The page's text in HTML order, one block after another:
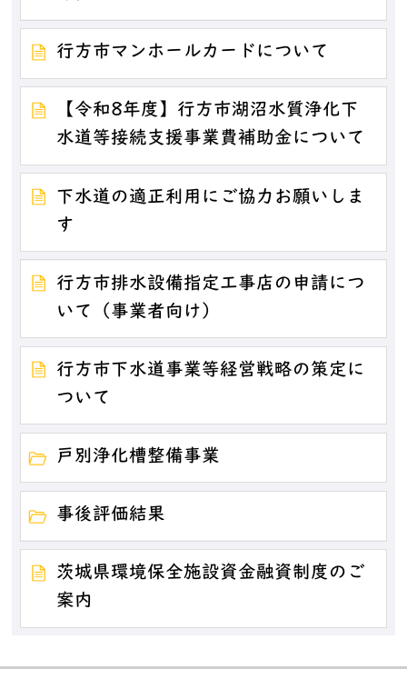
行方市マンホールカードについて
【令和8年度】行方市湖沼水質浄化下
水道等接続支援事業費補助金について
下水道の適正利用にご協力お願いしま
す
行方市排水設備指定工事店の申請につ
いて（事業者向け）
行方市下水道事業等経営戦略の策定に
ついて
戸別浄化槽整備事業
事後評価結果
茨城県環境保全施設資金融資制度のご
案内